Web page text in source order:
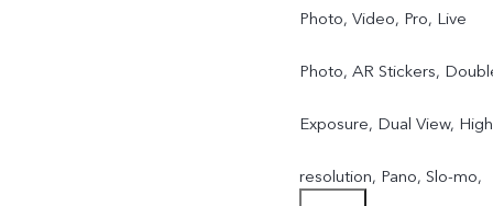
Photo, Video, Pro, Live
Photo, AR Stickers,
Exposure, Dual View, High
resolution, Pano, Slo-mo,